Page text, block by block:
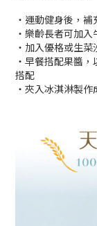
・運動健身後，
・樂齡長者可加
・加入優格或生
・早餐搭配果醬
搭配
・夾入冰淇淋製